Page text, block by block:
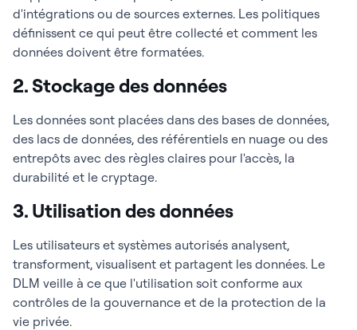
d'intégrations ou de sources externes. Les politiques
définissent ce qui peut être collecté et comment les
données doivent être formatées.
2. Stockage des données
Les données sont placées dans des bases de données,
des lacs de données, des référentiels en nuage ou des
entrepôts avec des règles claires pour l'accès, la
durabilité et le cryptage.
3. Utilisation des données
Les utilisateurs et systèmes autorisés analysent,
transforment, visualisent et partagent les données. Le
DLM veille à ce que l'utilisation soit conforme aux
contrôles de la gouvernance et de la protection de la
vie privée.